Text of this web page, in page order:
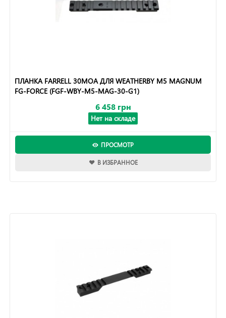
ПЛАНКА FARRELL 30MOA ДЛЯ WEATHERBY M5 MAGNUM
FG-FORCE (FGF-WBY-M5-MAG-30-G1)
6 458 грн
Нет на складе
ПРОСМОТР
В ИЗБРАННОЕ